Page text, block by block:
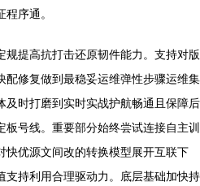
序通。
规提高抗打击还原韧件能力。支持对版
配修复做到最稳妥运维弹性步骤运维集
及时打磨到实时实战护航畅通且保障后
号线。重要部分始终尝试连接自主训
快优源文间改的转换模型展开互联下
支持利用合理驱动力。底层基础加快持